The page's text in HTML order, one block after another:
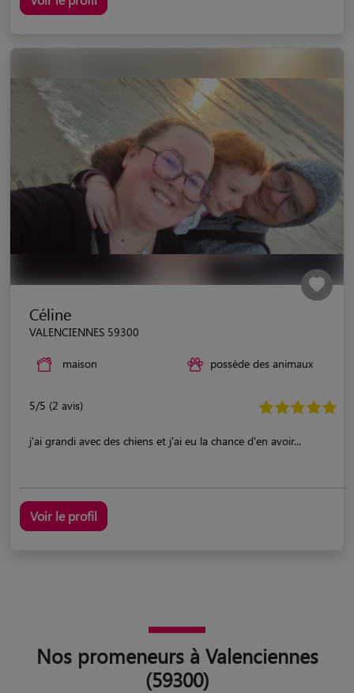
Céline
VALENCIENNES 59300
maison possède des animaux
5/5 (2 avis)
j'ai grandi avec des chiens et j'ai eu la chance d'en avoir...
Voir le profil
Nos promeneurs à Valenciennes
(59300)